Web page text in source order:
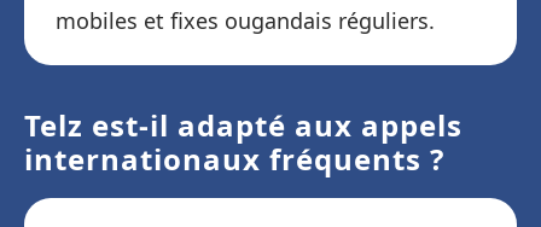
mobiles et fixes ougandais réguliers.
Telz est-il adapté aux appels
internationaux fréquents ?